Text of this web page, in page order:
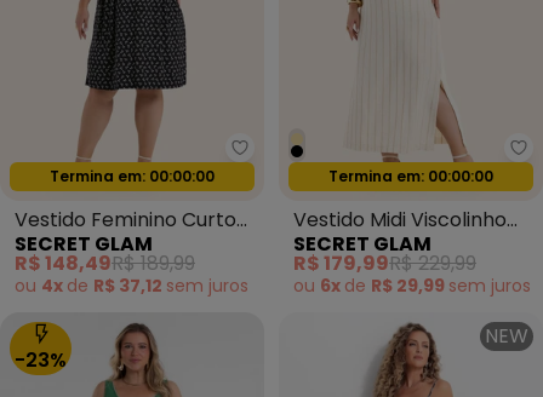
Secret Glam - Vestido
Oferta relâmpago
Termina em: 00:00:00
Vestido Feminino Curto
Manga Ampla Preto
SECRET GLAM
R$ 148,49R$ 189,99
ou 4x de R$ 37,12 sem juros
Oferta relâmpago
Termina em: 00:00:00
Vestido Midi Viscolinho
Listras Bege
SECRET GLAM
R$ 179,99R$ 229,99
ou 6x de R$ 29,99 sem juros
-23%
NEW